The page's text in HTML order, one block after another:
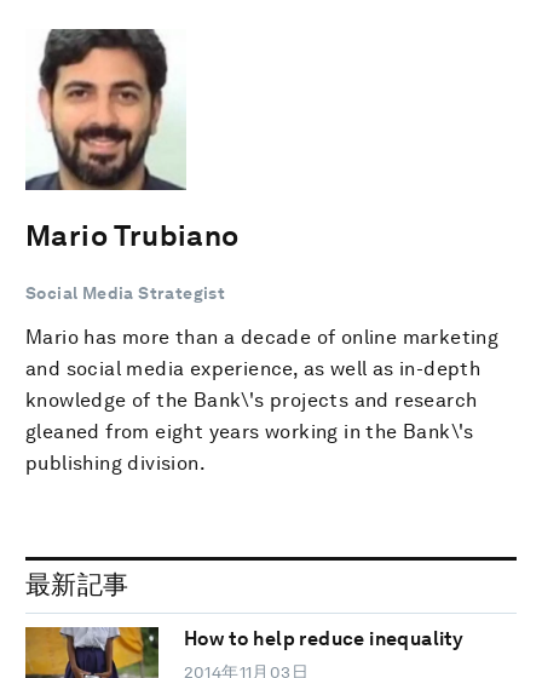
Mario Trubiano
Social Media Strategist
Mario has more than a decade of online marketing
and social media experience, as well as in-depth
knowledge of the Bank\'s projects and research
gleaned from eight years working in the Bank\'s
publishing division.
最新記事
How to help reduce inequality
2014年11月03日